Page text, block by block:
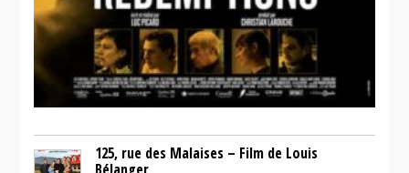
125, rue des Malaises – Film de Louis